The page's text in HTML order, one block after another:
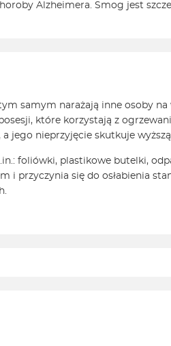
Alzheimera. Smog jest
samym narażają inne osoby
które korzystają z
jego nieprzyjęcie skutkuje
foliówki, plastikowe butelki,
i przyczynia się do osłabienia